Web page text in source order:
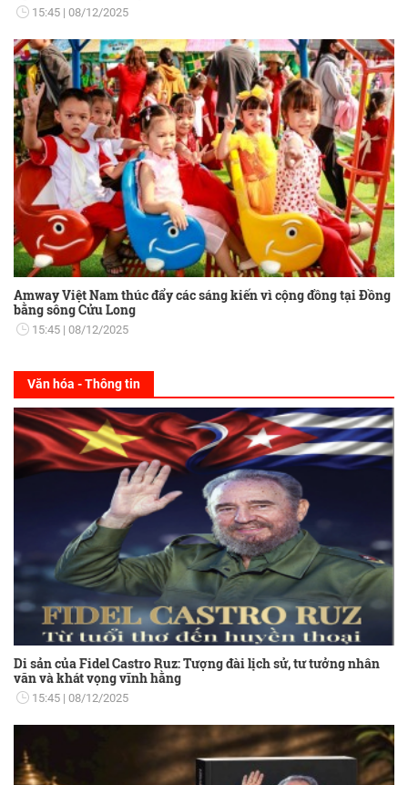
15:45 08/12/2025
Amway Việt Nam thúc đẩy các sáng kiến vì cộng đồng tại Đồng
bằng sông Cửu Long
15:45 08/12/2025
Văn hóa - Thông tin
Di sản của Fidel Castro Ruz: Tượng đài lịch sử, tư tưởng nhân
văn và khát vọng vĩnh hằng
15:45 08/12/2025